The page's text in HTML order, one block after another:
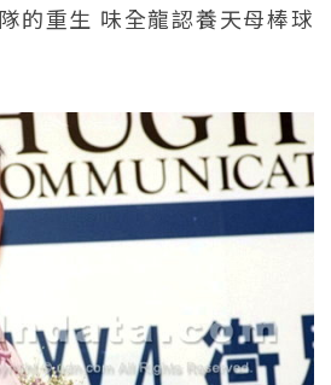
的重生 味全龍認養天母棒球